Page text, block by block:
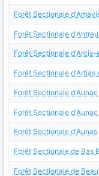
Forêt Sectionale
Forêt Sectionale
Forêt Sectionale
Forêt Sectionale d'Artias
Forêt Sectionale d'Aunac
Forêt Sectionale
Forêt Sectionale d'Aunas
Forêt Sectionale de Bas
Forêt Sectionale de